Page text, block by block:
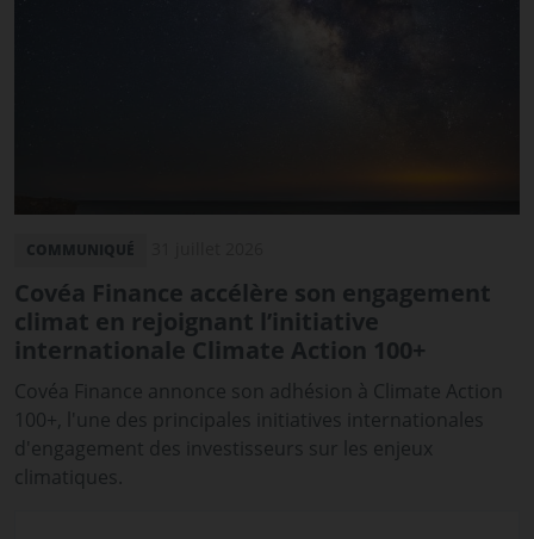
Covéa Finance accélère son engagement
climat en rejoignant l’initiative
internationale Climate Action 100+
Covéa Finance annonce son adhésion à Climate Action
100+, l'une des principales initiatives internationales
d'engagement des investisseurs sur les enjeux
climatiques.